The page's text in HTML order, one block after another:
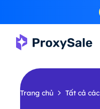
Trang chủ Tất cả